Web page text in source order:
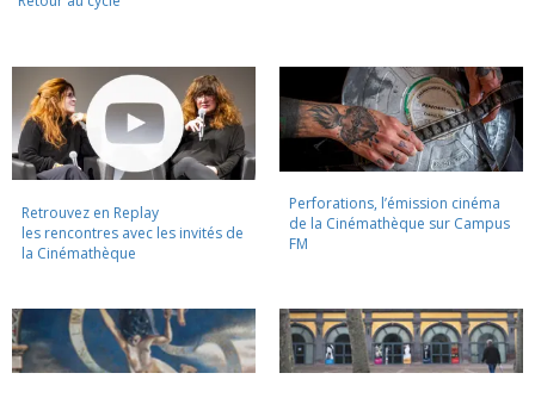
Retrouvez en Replay
les rencontres avec les invités de
la Cinémathèque
Perforations, l’émission cinéma
de la Cinémathèque sur Campus
FM